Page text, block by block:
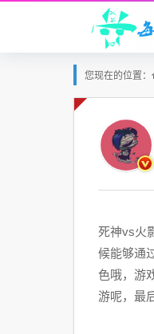
您现在的位置：
死神vs火
候能够通
色哦，游
游呢，最